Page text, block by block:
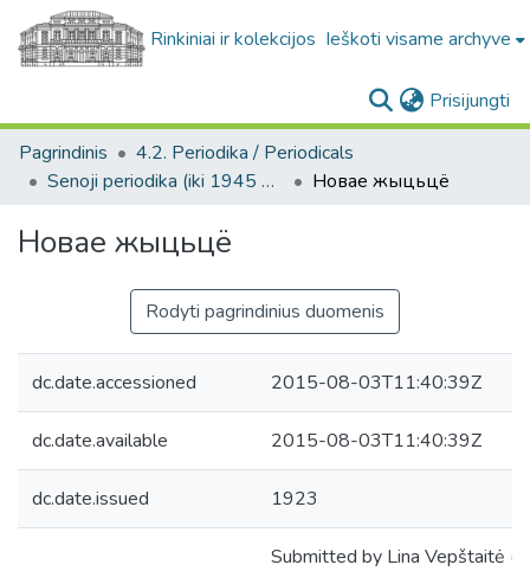
Rinkiniai ir kolekcijos Ieškoti visame archyve
Prisijungti
Pagrindinis
4.2. Periodika / Periodicals
Senoji periodika (iki 1945 m.) / Old periodicals (pre-1945)
Новае жыцьцë
Новае жыцьцë
Rodyti pagrindinius duomenis
dc.date.accessioned 2015-08-03T11:40:39Z
dc.date.available 2015-08-03T11:40:39Z
dc.date.issued 1923
Submitted by Lina Vepštaitė